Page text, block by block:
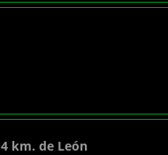
km. de León